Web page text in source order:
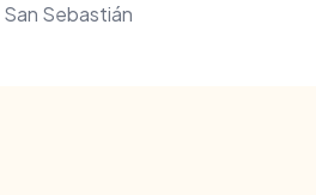
San Sebastián